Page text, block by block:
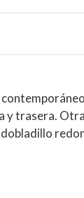
y trasera.